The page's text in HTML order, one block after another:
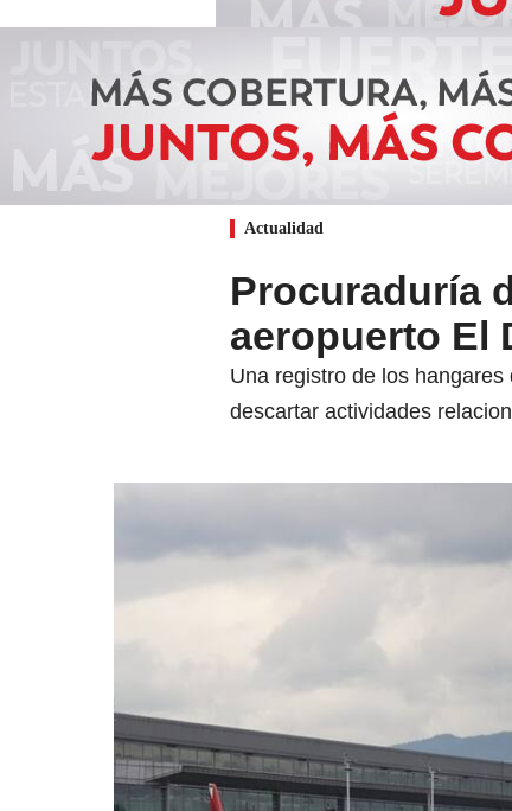
Actualidad
Procuraduría
aeropuerto El
Una registro de los
descartar actividades